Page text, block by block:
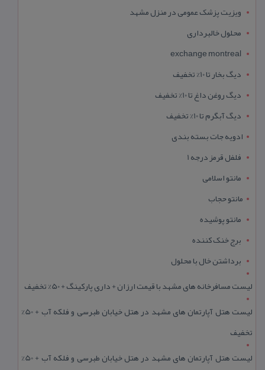
ویزیت پزشک عمومی در منزل مشهد
محلول خالبرداری
exchange montreal
دیگ بخار تا 10% تخفیف
دیگ روغن داغ تا 10% تخفیف
دیگ آبگرم تا 10% تخفیف
ادویه جات بسته بندی
فلفل قرمز درجه 1
مانتو اسلامی
مانتو حجاب
مانتو پوشیده
برج خنک کننده
برداشتن خال با محلول
لیست مسافرخانه های مشهد با قیمت ارزان + داری پارکینگ + 50% تخفیف
لیست هتل آپارتمان های مشهد در هتل خیابان طبرسی و فلکه آب + 50%
تخفیف
لیست هتل آپارتمان های مشهد در هتل خیابان طبرسی و فلکه آب + 50%